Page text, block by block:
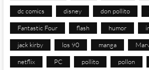
dc comics disney don pollito
Fantastic Four flash humor
jack kirby los 90 manga
netflix PC pollito pollon